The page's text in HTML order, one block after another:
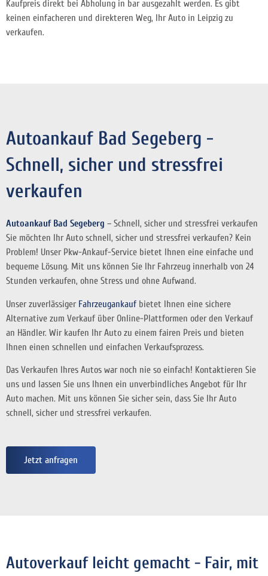
Kaufpreis direkt bei Abholung in bar ausgezahlt werden. Es gibt
keinen einfacheren und direkteren Weg, Ihr Auto in Leipzig zu
verkaufen.
Autoankauf Bad Segeberg -
Schnell, sicher und stressfrei
verkaufen
Autoankauf Bad Segeberg – Schnell, sicher und stressfrei verkaufen
Sie möchten Ihr Auto schnell, sicher und stressfrei verkaufen? Kein
Problem! Unser Pkw-Ankauf-Service bietet Ihnen eine einfache und
bequeme Lösung. Mit uns können Sie Ihr Fahrzeug innerhalb von 24
Stunden verkaufen, ohne Stress und ohne Aufwand.
Unser zuverlässiger Fahrzeugankaufbietet Ihnen eine sichere
Alternative zum Verkauf über Online-Plattformen oder den Verkauf
an Händler. Wir kaufen Ihr Auto zu einem fairen Preis und bieten
Ihnen einen schnellen und einfachen Verkaufsprozess.
Das Verkaufen Ihres Autos war noch nie so einfach! Kontaktieren Sie
uns und lassen Sie uns Ihnen ein unverbindliches Angebot für Ihr
Auto machen. Mit uns können Sie sicher sein, dass Sie Ihr Auto
schnell, sicher und stressfrei verkaufen.
Jetzt anfragen
Autoverkauf leicht gemacht - Fair, mit